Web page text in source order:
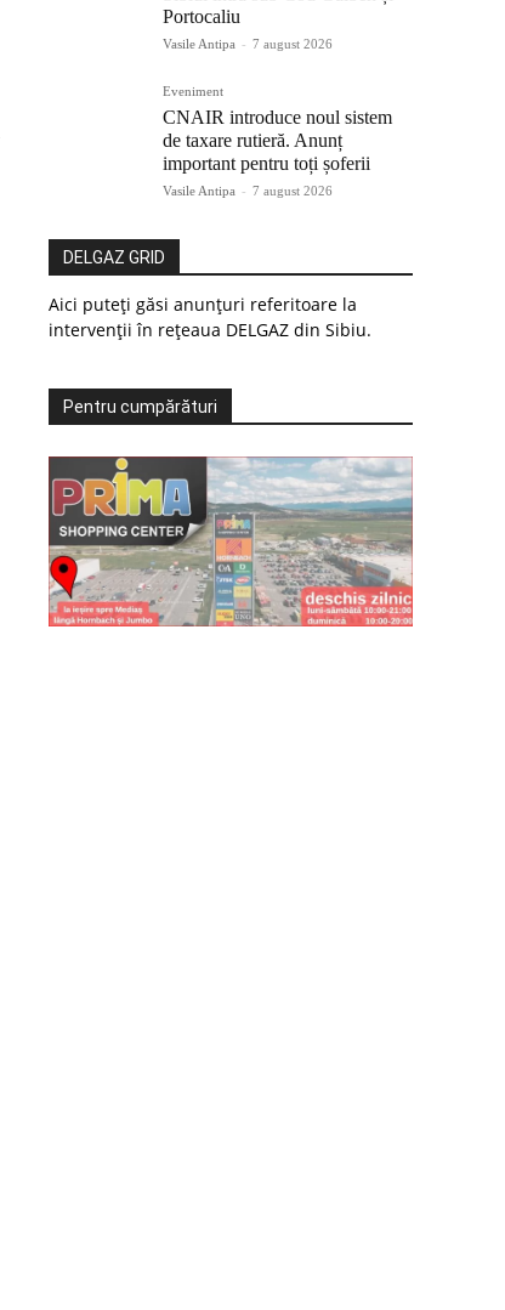
Portocaliu
Vasile Antipa - 7 august 2026
Eveniment
CNAIR introduce noul sistem
de taxare rutieră. Anunț
important pentru toți șoferii
Vasile Antipa - 7 august 2026
DELGAZ GRID
Aici puteți găsi anunțuri referitoare la
intervenții în rețeaua DELGAZ din Sibiu.
Pentru cumpărături